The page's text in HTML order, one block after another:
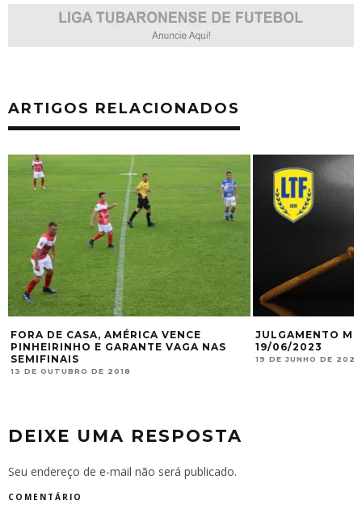
ARTIGOS RELACIONADOS
FORA DE CASA, AMÉRICA VENCE
PINHEIRINHO E GARANTE VAGA NAS
SEMIFINAIS
13 DE OUTUBRO DE 2018
JULGAMENTO
19/06/2023
19 DE JUNHO DE 2023
DEIXE UMA RESPOSTA
Seu endereço de e-mail não será publicado.
COMENTÁRIO